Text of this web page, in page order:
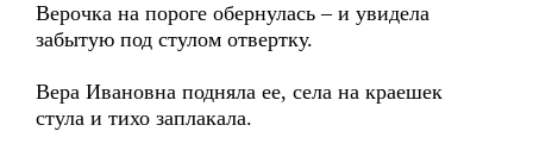
Верочка на пороге обернулась – и увидела
забытую под стулом отвертку.
Вера Ивановна подняла ее, села на краешек
стула и тихо заплакала.